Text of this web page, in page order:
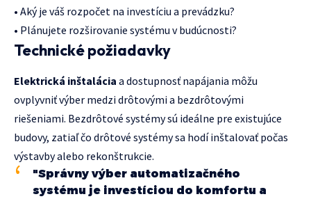
• Aký je váš rozpočet na investíciu a prevádzku?
• Plánujete rozširovanie systému v budúcnosti?
Technické požiadavky
Elektrická inštalácia a dostupnosť napájania môžu
ovplyvniť výber medzi drôtovými a bezdrôtovými
riešeniami. Bezdrôtové systémy sú ideálne pre existujúce
budovy, zatiaľ čo drôtové systémy sa hodí inštalovať počas
výstavby alebo rekonštrukcie.
"Správny výber automatizačného
systému je investíciou do komfortu a